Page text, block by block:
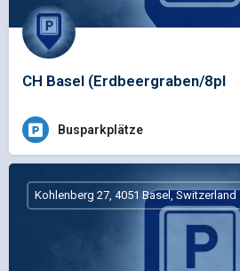
CH Basel (Erdbeergraben/8pl
Busparkplätze
Kohlenberg 27, 4051 Basel, Switzerland